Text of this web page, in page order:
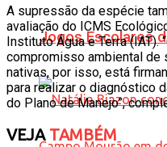
Jogos Escolares
A supressão da espécie
avaliação do ICMS
Instituto Água e Terra (IAT).
compromisso ambiental
nativas, por isso, está
para realizar o diagnóstico
do Plano de Manejo”,
VEJATAMBÉM